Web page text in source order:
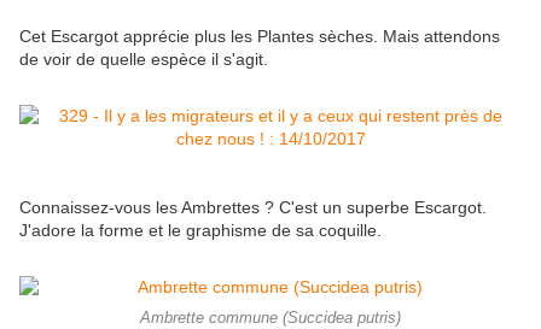
Cet Escargot apprécie plus les Plantes sèches. Mais attendons
de voir de quelle espèce il s'agit.
Connaissez-vous les Ambrettes ? C'est un superbe Escargot.
J'adore la forme et le graphisme de sa coquille.
Ambrette commune (Succidea putris)